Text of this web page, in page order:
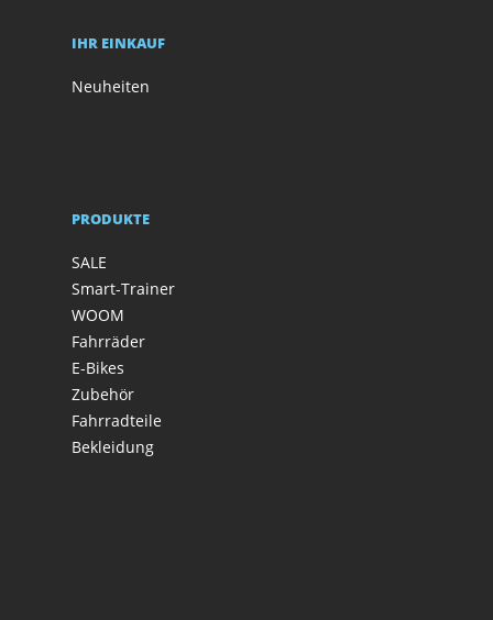
IHR EINKAUF
Neuheiten
PRODUKTE
SALE
Smart-Trainer
WOOM
Fahrräder
E-Bikes
Zubehör
Fahrradteile
Bekleidung